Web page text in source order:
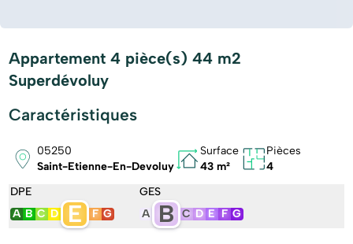
Appartement 4 pièce(s) 44 m2
Superdévoluy
Caractéristiques
05250
Saint-Etienne-En-Devoluy
Surface
43 m²
Pièces
4
DPE
A B C D E F G
GES
A
B C D E F G